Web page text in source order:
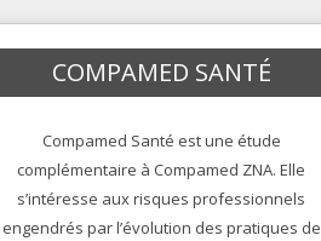
COMPAMED SANTÉ
Compamed Santé est une étude
complémentaire à Compamed ZNA. Elle
s’intéresse aux risques professionnels
engendrés par l’évolution des pratiques de